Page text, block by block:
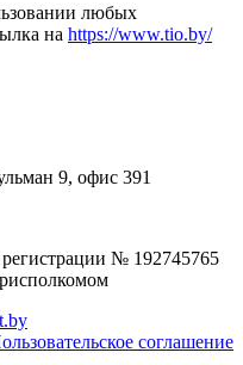
любых
на https://www.tio.by/
9, офис 391
регистрации № 192745765
соглашение